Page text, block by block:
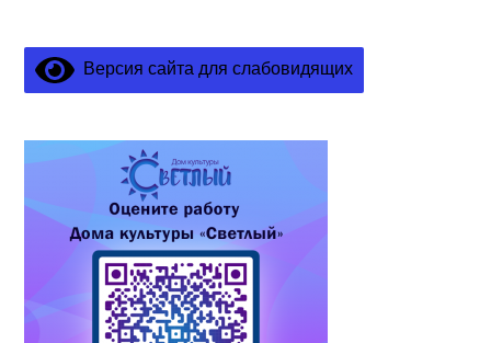
Версия сайта для слабовидящих